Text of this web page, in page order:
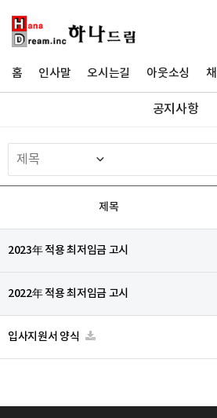
홈 인사말 오시는길 아웃소싱
공지사항
제목
2023年 적용 최저임금 고시
2022年 적용 최저임금 고시
입사지원서 양식